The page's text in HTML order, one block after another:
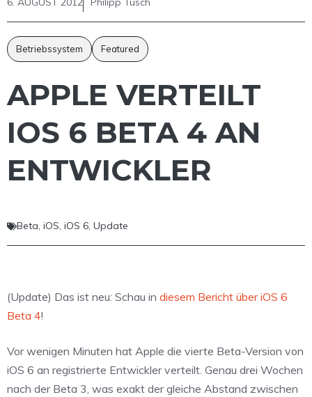
Betriebssystem Featured
APPLE VERTEILT
IOS 6 BETA 4 AN
ENTWICKLER
Beta, iOS, iOS 6, Update
(Update) Das ist neu: Schau in diesem Bericht über iOS 6
Beta 4!
Vor wenigen Minuten hat Apple die vierte Beta-Version von
iOS 6 an registrierte Entwickler verteilt. Genau drei Wochen
nach der Beta 3, was exakt der gleiche Abstand zwischen